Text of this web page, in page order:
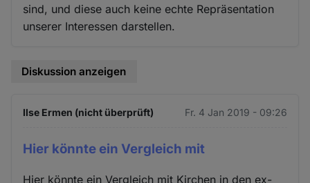
sind, und diese auch keine echte Repräsentation
unserer Interessen darstellen.
Diskussion anzeigen
Ilse Ermen (nicht überprüft) Fr. 4 Jan 2019 - 09:26
Hier könnte ein Vergleich mit
Hier könnte ein Vergleich mit Kirchen in den ex-